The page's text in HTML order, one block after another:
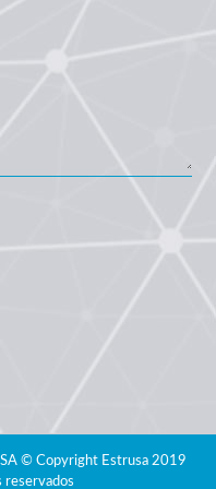
© Copyright Estrusa 2019
reservados